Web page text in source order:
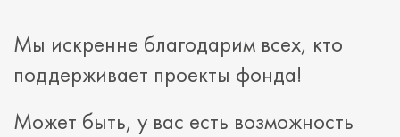
Мы искренне благодарим всех, кто
поддерживает проекты фонда!
Может быть, у вас есть возможность